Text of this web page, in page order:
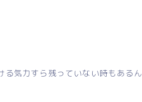
気力すら残っていない時もあるん